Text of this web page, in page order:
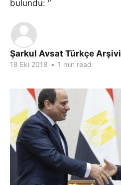
bulundu: “
Şarkul Avsat Türkçe Arşivi
18 Eki 2018 • 1 min read